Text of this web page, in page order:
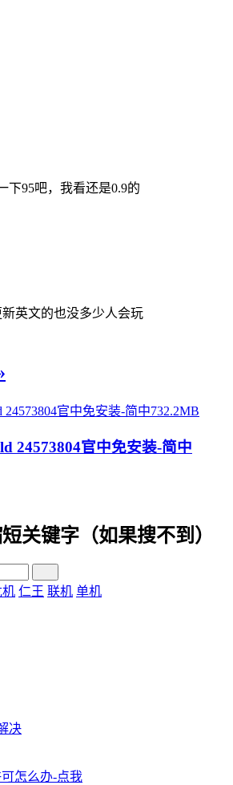
下95吧，我看还是0.9的
英文的也没多少人会玩
24573804官中免安装-简中
关键字（如果搜不到）
机 仁王 联机 单机
决
怎么办-点我